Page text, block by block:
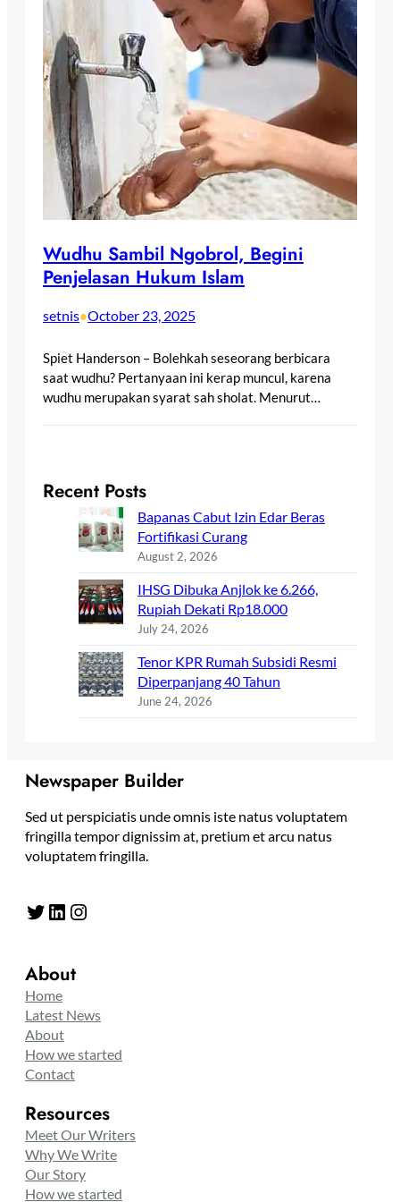
Wudhu Sambil Ngobrol, Begini
Penjelasan Hukum Islam
setnis•October 23, 2025
Spiet Handerson – Bolehkah seseorang berbicara
saat wudhu? Pertanyaan ini kerap muncul, karena
wudhu merupakan syarat sah sholat. Menurut…
Recent Posts
Bapanas Cabut Izin Edar Beras
Fortifikasi Curang
August 2, 2026
IHSG Dibuka Anjlok ke 6.266,
Rupiah Dekati Rp18.000
July 24, 2026
Tenor KPR Rumah Subsidi Resmi
Diperpanjang 40 Tahun
June 24, 2026
Newspaper Builder
Sed ut perspiciatis unde omnis iste natus voluptatem
fringilla tempor dignissim at, pretium et arcu natus
voluptatem fringilla.
Twitter LinkedIn Instagram
About
Home
Latest News
About
How we started
Contact
Resources
Meet Our Writers
Why We Write
Our Story
How we started